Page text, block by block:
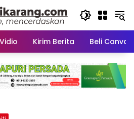
Vidio Kirim Berita Beli